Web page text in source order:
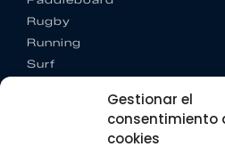
Gestionar el
consentimiento
cookies
Rugby
Running
Surf
CONTACTO